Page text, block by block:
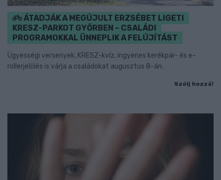
ÁTADJÁK A MEGÚJULT ERZSÉBET LIGETI
KRESZ-PARKOT GYŐRBEN – CSALÁDI
PROGRAMOKKAL ÜNNEPLIK A FELÚJÍTÁST
Ügyességi versenyek, KRESZ-kvíz, ingyenes kerékpár- és e-
rollerjelölés is várja a családokat augusztus 8-án.
Szólj hozzá!